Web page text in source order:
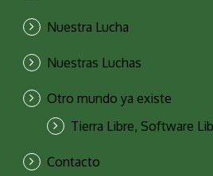
Nuestra Lucha
Nuestras Luchas
Otro mundo ya existe
Tierra Libre, Software
Contacto